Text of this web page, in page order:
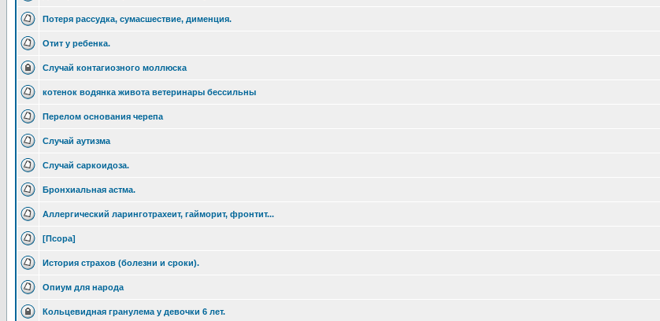
Потеря рассудка, сумасшествие, дименция.
Отит у ребенка.
Случай контагиозного моллюска
котенок водянка живота ветеринары бессильны
Перелом основания черепа
Случай аутизма
Случай саркоидоза.
Бронхиальная астма.
Аллергический ларинготрахеит, гайморит, фронтит...
[Псора]
История страхов (болезни и сроки).
Опиум для народа
Кольцевидная гранулема у девочки 6 лет.